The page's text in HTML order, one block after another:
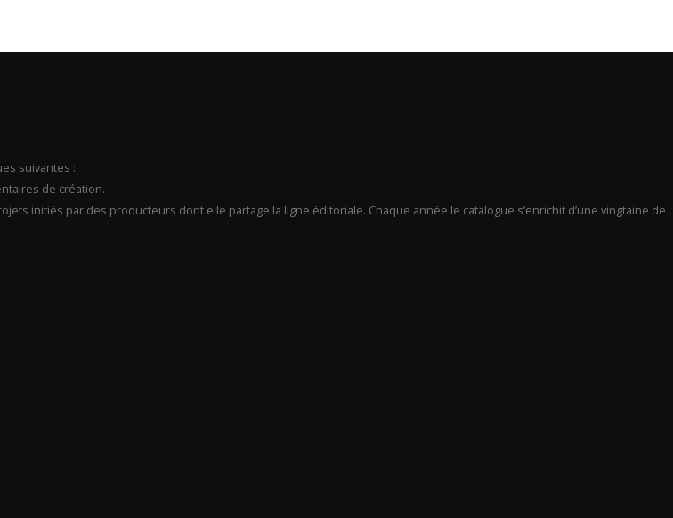
suivantes :
de création.
initiés par des producteurs dont elle partage la ligne éditoriale. Chaque année le catalogue s’enrichit d’une vingtaine de